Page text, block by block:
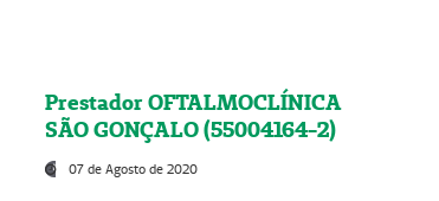
Prestador OFTALMOCLÍNICA
SÃO GONÇALO (55004164-2)
07 de Agosto de 2020